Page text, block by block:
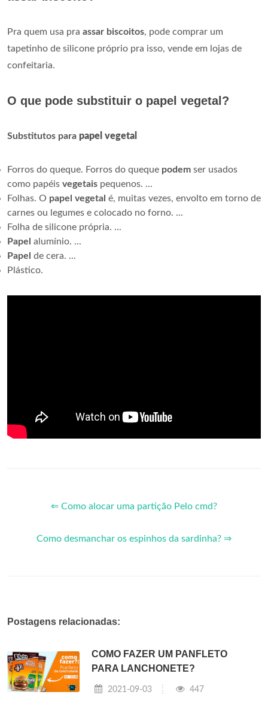
Pra quem usa pra assar biscoitos, pode comprar um
tapetinho de silicone próprio pra isso, vende em lojas de
confeitaria.
O que pode substituir o papel vegetal?
Substitutos para papel vegetal
Forros do queque. Forros do queque podem ser usados
como papéis vegetais pequenos. ...
Folhas. O papel vegetal é, muitas vezes, envolto em torno de
carnes ou legumes e colocado no forno. ...
Folha de silicone própria. ...
Papel alumínio. ...
Papel de cera. ...
Plástico.
⇐ Como alocar uma partição Pelo cmd?
Como desmanchar os espinhos da sardinha? ⇒
Postagens relacionadas:
COMO FAZER UM PANFLETO
PARA LANCHONETE?
2021-09-03 447